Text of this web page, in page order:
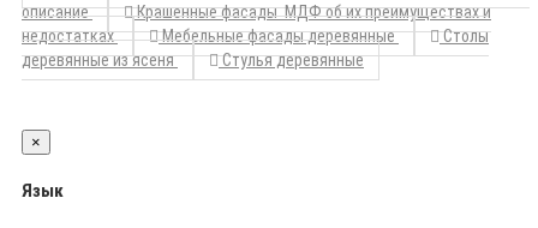
описание
Крашенные фасады МДФ об их преимуществах и
недостатках
Мебельные фасады деревянные
Столы
деревянные из ясеня
Стулья деревянные
×
Язык